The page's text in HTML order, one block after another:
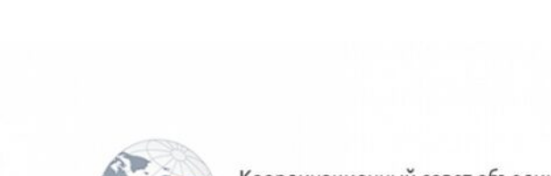
объединений